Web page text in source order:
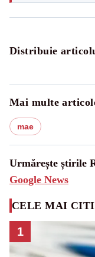
Distribuie
Mai multe
mae
Urmărește știrile
Google News
CELE MAI
1